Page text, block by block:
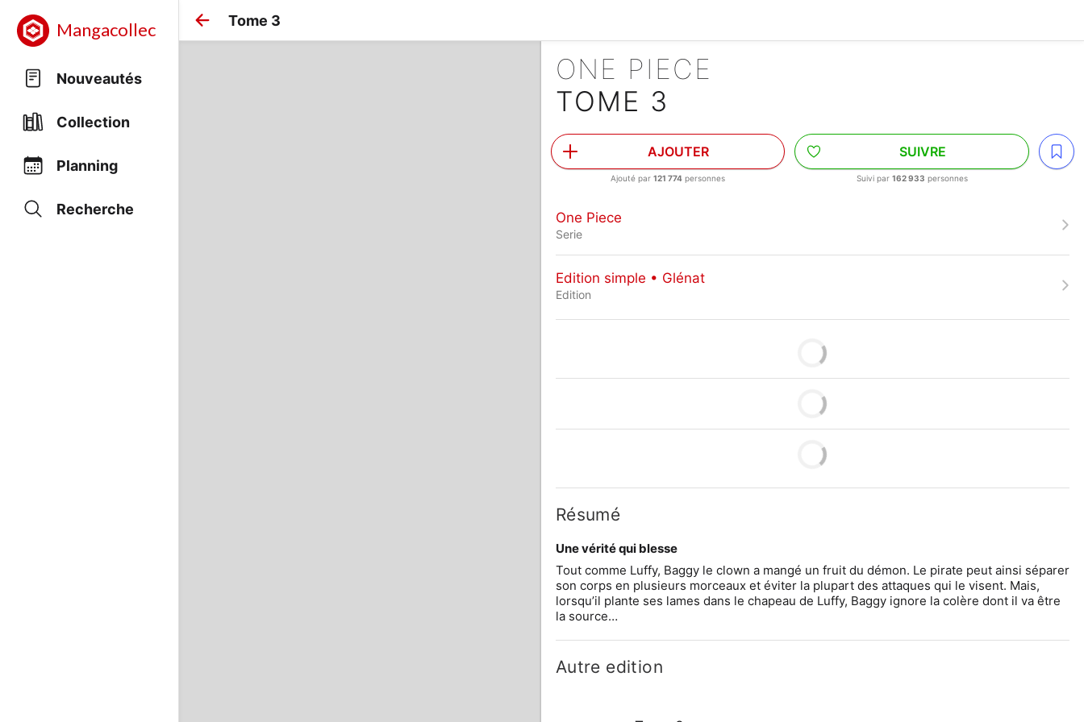
Mangacollec
Nouveautés
Collection
Planning
Recherche
Tome 3
ONE PIECE
TOME 3
AJOUTER
Ajouté par121 774 personnes
SUIVRE
Suivi par 162 933 personnes
One Piece
Serie
Edition simple • Glénat
Edition
Résumé
Une vérité qui blesse
Tout comme Luffy, Baggy le clown a mangé un fruit du démon. Le pirate peut ainsi séparer
son corps en plusieurs morceaux et éviter la plupart des attaques qui le visent. Mais,
lorsqu’il plante ses lames dans le chapeau de Luffy, Baggy ignore la colère dont il va être
la source…
Autre edition